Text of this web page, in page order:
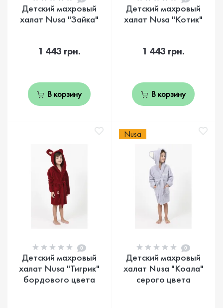
Детский махровый
халат Nusa "Зайка"
1 443 грн.
В корзину
Детский махровый
халат Nusa "Котик"
1 443 грн.
В корзину
0
Детский махровый
халат Nusa "Тигрик"
бордового цвета
Nusa
0
Детский махровый
халат Nusa "Коала"
серого цвета